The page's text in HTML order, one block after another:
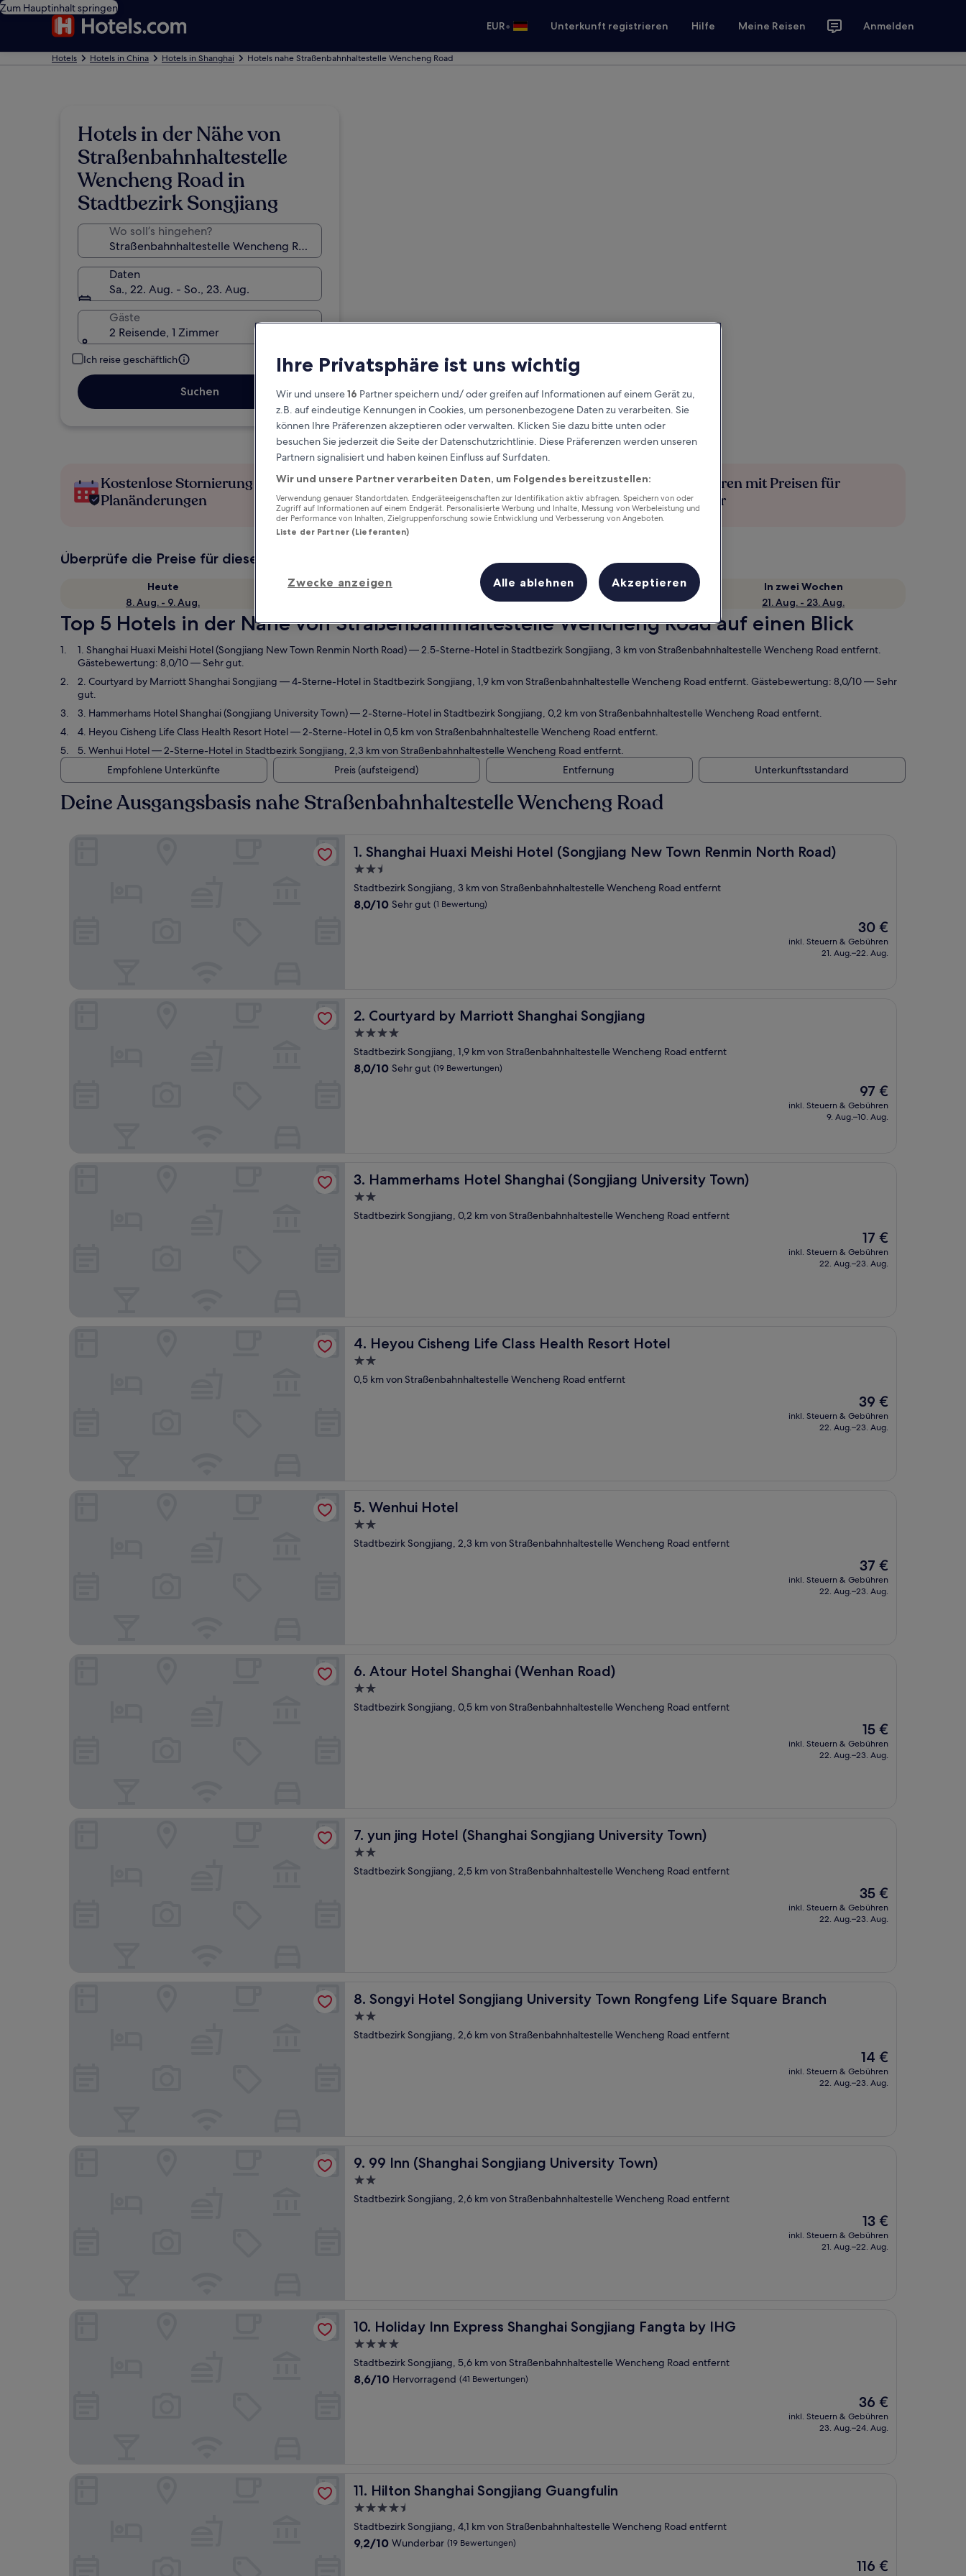
Zum Hauptinhalt springen
EUR• Unterkunft registrieren Hilfe Meine Reisen Anmelden
Hotels Hotels in China Hotels in Shanghai Hotels nahe Straßenbahnhaltestelle Wencheng Road
Hotels in der Nähe von
Straßenbahnhaltestelle
Wencheng Road in
Stadtbezirk Songjiang
Wo soll’s hingehen?
Daten
Sa., 22. Aug. - So., 23. Aug.
Gäste
2 Reisende, 1 Zimmer
Ich reise geschäftlich
Suchen
Kostenlose Stornierung bei
Planänderungen
Verdiene Prämien für jede
wahrgenommene Übernachtung
Mehr sparen mit Preisen für
Mitglieder
Überprüfe die Preise für diese Daten
Heute
8. Aug. - 9. Aug.
Morgen
Nächstes Wochenende
14. Aug. - 16. Aug.
In zwei Wochen
21. Aug. - 23. Aug.
Top 5 Hotels in der Nähe von Straßenbahnhaltestelle Wencheng Road auf einen Blick
1. Shanghai Huaxi Meishi Hotel (Songjiang New Town Renmin North Road)— 2.5-Sterne-Hotel in Stadtbezirk Songjiang, 3 km von Straßenbahnhaltestelle Wencheng Road entfernt.
Gästebewertung: 8,0/10 — Sehr gut.
2. Courtyard by Marriott Shanghai Songjiang — 4-Sterne-Hotel in Stadtbezirk Songjiang, 1,9 km von Straßenbahnhaltestelle Wencheng Road entfernt. Gästebewertung: 8,0/10 — Sehr
gut.
3. Hammerhams Hotel Shanghai (Songjiang University Town)— 2-Sterne-Hotel in Stadtbezirk Songjiang, 0,2 km von Straßenbahnhaltestelle Wencheng Road entfernt.
4. Heyou Cisheng Life Class Health Resort Hotel— 2-Sterne-Hotel in 0,5 km von Straßenbahnhaltestelle Wencheng Road entfernt.
5. Wenhui Hotel— 2-Sterne-Hotel in Stadtbezirk Songjiang, 2,3 km von Straßenbahnhaltestelle Wencheng Road entfernt.
Empfohlene Unterkünfte
Preis (aufsteigend) Entfernung Unterkunftsstandard
Deine Ausgangsbasis nahe Straßenbahnhaltestelle Wencheng Road
1. Shanghai Huaxi Meishi Hotel (Songjiang New Town Renmin North Road)
Shanghai Huaxi Meishi Hotel (Songjiang New Town Renmin North Road)
2.5-
Sterne-
Unterkunft
Stadtbezirk Songjiang, 3 km von Straßenbahnhaltestelle Wencheng Road entfernt
8.0
8,0/10 Sehr gut (1 Bewertung)
Der
Preis
beträgt
30 €
inkl. Steuern & Gebühren
21. Aug.–22. Aug.
Shanghai Huaxi Meishi Hotel (Songjiang New Town Renmin North Road)
2. Courtyard by Marriott Shanghai Songjiang
Courtyard by Marriott Shanghai Songjiang
4.0-
Sterne-
Unterkunft
Stadtbezirk Songjiang, 1,9 km von Straßenbahnhaltestelle Wencheng Road entfernt
8.0
8,0/10 Sehr gut (19 Bewertungen)
Der
Preis
beträgt
97 €
inkl. Steuern & Gebühren
9. Aug.–10. Aug.
3. Hammerhams Hotel Shanghai (Songjiang University Town)
Hammerhams Hotel Shanghai (Songjiang University Town)
2.0-
Sterne-
Stadtbezirk Songjiang, 0,2 km von Straßenbahnhaltestelle Wencheng Road entfernt
Der
Preis
beträgt
17 €
inkl. Steuern & Gebühren
22. Aug.–23. Aug.
Hammerhams Hotel Shanghai (Songjiang University Town)
4. Heyou Cisheng Life Class Health Resort Hotel
Heyou Cisheng Life Class Health Resort Hotel
2.0-
Sterne-
0,5 km von Straßenbahnhaltestelle Wencheng Road entfernt
Der
Preis
beträgt
39 €
inkl. Steuern & Gebühren
22. Aug.–23. Aug.
5. Wenhui Hotel
Wenhui Hotel
2.0-
Sterne-
Stadtbezirk Songjiang, 2,3 km von Straßenbahnhaltestelle Wencheng Road entfernt
Der
Preis
beträgt
37 €
inkl. Steuern & Gebühren
22. Aug.–23. Aug.
6. Atour Hotel Shanghai (Wenhan Road)
Atour Hotel Shanghai (Wenhan Road)
2.0-
Sterne-
Stadtbezirk Songjiang, 0,5 km von Straßenbahnhaltestelle Wencheng Road entfernt
Der
Preis
beträgt
15 €
inkl. Steuern & Gebühren
22. Aug.–23. Aug.
7. yun jing Hotel (Shanghai Songjiang University Town)
yun jing Hotel (Shanghai Songjiang University Town)
2.0-
Sterne-
Stadtbezirk Songjiang, 2,5 km von Straßenbahnhaltestelle Wencheng Road entfernt
Der
Preis
beträgt
35 €
inkl. Steuern & Gebühren
22. Aug.–23. Aug.
yun jing Hotel (Shanghai Songjiang University Town)
8. Songyi Hotel Songjiang University Town Rongfeng Life Square Branch
Songyi Hotel Songjiang University Town Rongfeng Life Square Branch
2.0-
Sterne-
Stadtbezirk Songjiang, 2,6 km von Straßenbahnhaltestelle Wencheng Road entfernt
Der
Preis
beträgt
14 €
inkl. Steuern & Gebühren
22. Aug.–23. Aug.
Songyi Hotel Songjiang University Town Rongfeng Life Square Branch
9. 99 Inn (Shanghai Songjiang University Town)
99 Inn (Shanghai Songjiang University Town)
2.0-
Sterne-
Stadtbezirk Songjiang, 2,6 km von Straßenbahnhaltestelle Wencheng Road entfernt
Der
Preis
beträgt
13 €
inkl. Steuern & Gebühren
21. Aug.–22. Aug.
10. Holiday Inn Express Shanghai Songjiang Fangta by IHG
Holiday Inn Express Shanghai Songjiang Fangta by IHG
4.0-
Sterne-
Unterkunft
Stadtbezirk Songjiang, 5,6 km von Straßenbahnhaltestelle Wencheng Road entfernt
8.6
8,6/10 Hervorragend (41 Bewertungen)
Der
Preis
beträgt
36 €
inkl. Steuern & Gebühren
23. Aug.–24. Aug.
Holiday Inn Express Shanghai Songjiang Fangta by IHG
11. Hilton Shanghai Songjiang Guangfulin
Hilton Shanghai Songjiang Guangfulin
4.5-
Sterne-
Unterkunft
Stadtbezirk Songjiang, 4,1 km von Straßenbahnhaltestelle Wencheng Road entfernt
9.2
9,2/10 Wunderbar (19 Bewertungen)
Der
116 €
Ihre Privatsphäre ist uns wichtig
Wir und unsere16 Partner speichern und/ oder greifen auf Informationen auf einem Gerät zu,
z.B. auf eindeutige Kennungen in Cookies, um personenbezogene Daten zu verarbeiten. Sie
können Ihre Präferenzen akzeptieren oder verwalten. Klicken Sie dazu bitte unten oder
besuchen Sie jederzeit die Seite der Datenschutzrichtlinie. Diese Präferenzen werden unseren
Partnern signalisiert und haben keinen Einfluss auf Surfdaten.
Wir und unsere Partner verarbeiten Daten, um Folgendes bereitzustellen:
Verwendung genauer Standortdaten. Endgeräteeigenschaften zur Identifikation aktiv abfragen. Speichern von oder
Zugriff auf Informationen auf einem Endgerät. Personalisierte Werbung und Inhalte, Messung von Werbeleistung und
der Performance von Inhalten, Zielgruppenforschung sowie Entwicklung und Verbesserung von Angeboten.
Liste der Partner (Lieferanten)
Zwecke anzeigen Alle ablehnen Akzeptieren